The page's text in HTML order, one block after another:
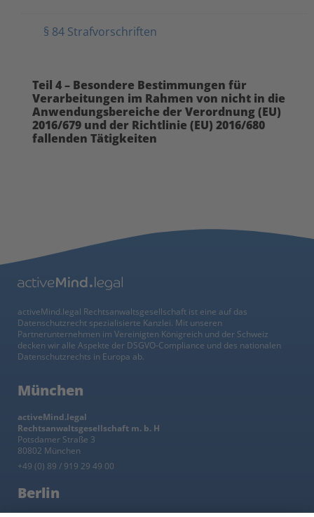
§ 84 Strafvorschriften
Teil 4 – Besondere Bestimmungen für
Verarbeitungen im Rahmen von nicht in die
Anwendungsbereiche der Verordnung (EU)
2016/679 und der Richtlinie (EU) 2016/680
fallenden Tätigkeiten
activeMind.legal Rechtsanwaltsgesellschaft ist eine auf das
Datenschutzrecht spezialisierte Kanzlei. Mit unseren
Partnerunternehmen im Vereinigten Königreich und der Schweiz
decken wir alle Aspekte der DSGVO-Compliance und des nationalen
Datenschutzrechts in Europa ab.
München
activeMind.legal
Rechtsanwaltsgesellschaft m. b. H
Potsdamer Straße 3
80802 München
+49 (0) 89 / 919 29 49 00
Berlin